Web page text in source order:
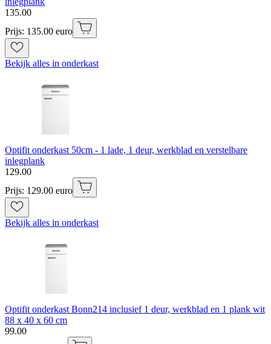
135.00
Prijs: 135.00 euro
Bekijk alles in onderkast
Optifit onderkast 50cm - 1 lade, 1 deur, werkblad en verstelbare
inlegplank
129.00
Prijs: 129.00 euro
Bekijk alles in onderkast
Optifit onderkast Bonn214 inclusief 1 deur, werkblad en 1 plank wit
88 x 40 x 60 cm
99.00